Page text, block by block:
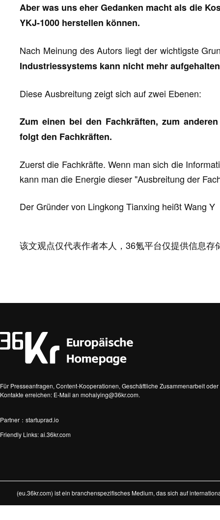
Aber was uns eher Gedanken macht als die
YKJ-1000 herstellen können.
Nach Meinung des Autors liegt der wichtigste
Industriessystems kann nicht mehr
Diese Ausbreitung zeigt sich auf zwei Ebenen:
Zum einen bei den Fachkräften, zum
folgt den Fachkräften.
Zuerst die Fachkräfte. Wenn man sich die
kann man die Energie dieser "Ausbreitung der
Der Gründer von Lingkong Tianxing heißt Wang Y
该文观点仅代表作者本人，36氪平台仅提供信息存
Für Presseanfragen, Content-Kooperationen, Geschäftliche Zusammenarbeit
Kontakte erreichen: E-Mail an mohaiying@36kr.com.
Partner：startuprad.io
Friendly Links:ai.36kr.com
(eu.36kr.com) ist ein branchenspezifisches Medium, das sich auf